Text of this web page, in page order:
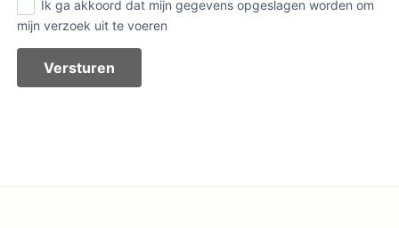
Ik ga akkoord dat mijn gegevens opgeslagen worden om
mijn verzoek uit te voeren
Versturen